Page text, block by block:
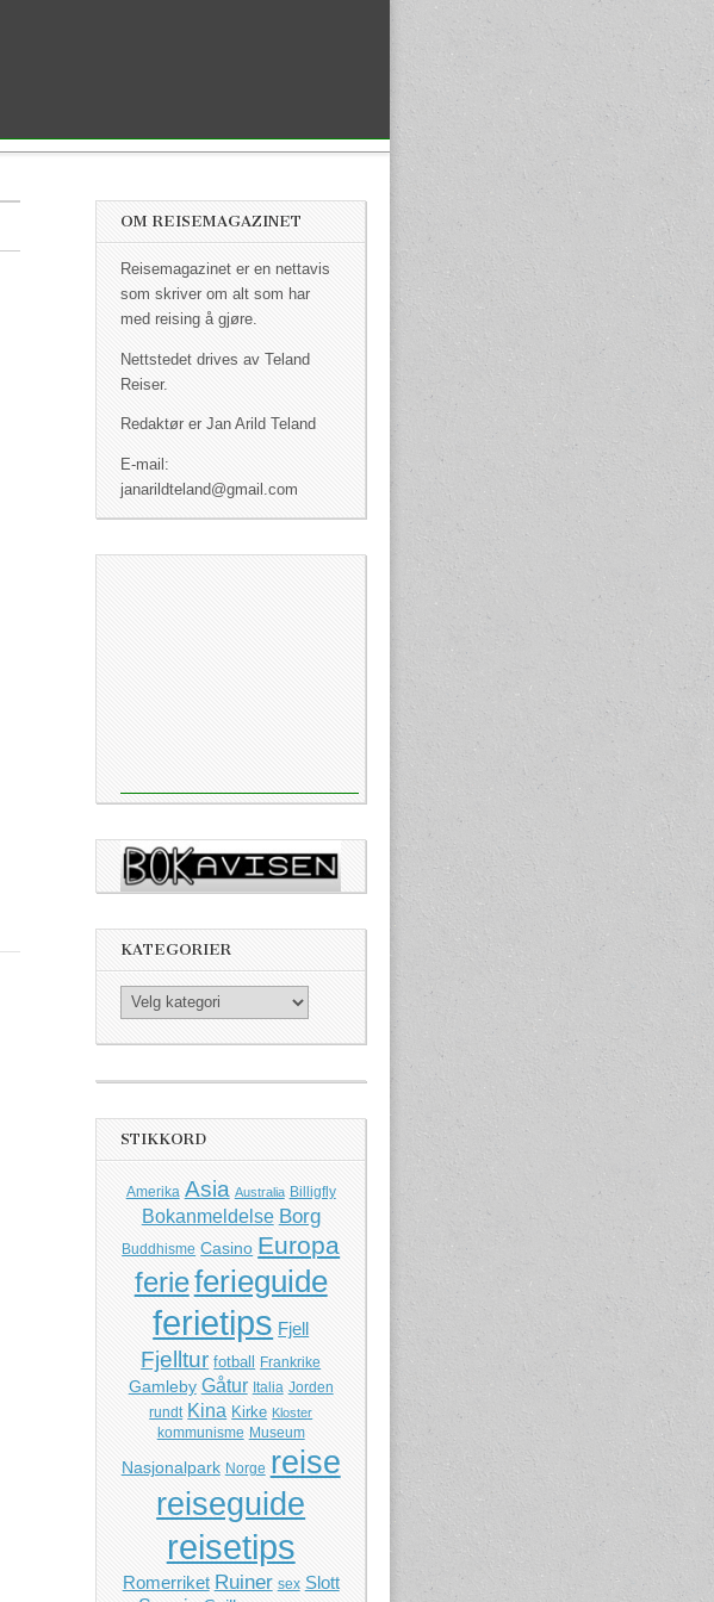
OM REISEMAGAZINET
Reisemagazinet er en nettavis
som skriver om alt som har
med reising å gjøre.
Nettstedet drives av Teland
Reiser.
Redaktør er Jan Arild Teland
E-mail:
janarildteland@gmail.com
KATEGORIER
Kategorier
STIKKORD
Amerika Asia Australia Billigfly
Bokanmeldelse Borg
Buddhisme Casino Europa
ferieferieguide
ferietips Fjell
Fjelltur fotball Frankrike
Gamleby Gåtur Italia Jorden
rundt Kina Kirke Kloster
kommunisme Museum
Nasjonalpark Norge reise
reiseguide
reisetips
Romerriket Ruiner sex Slott